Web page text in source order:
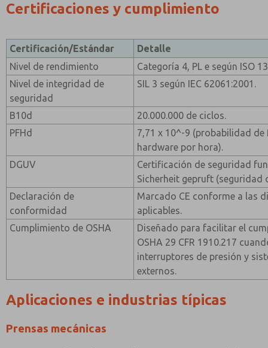
Certificaciones y cumplimiento
Certificación/Estándar
Detalle
Nivel de rendimiento
Categoría 4, PL e según ISO
Nivel de integridad de
seguridad
SIL 3 según IEC 62061:2001.
B10d
20.000.000 de ciclos.
PFHd
7,71 x 10^-9 (probabilidad
hardware por hora).
DGUV
Certificación de seguridad
Sicherheit gepruft (seguridad
Declaración de
conformidad
Marcado CE conforme a las
aplicables.
Cumplimiento de OSHA
Diseñado para facilitar el
OSHA 29 CFR 1910.217
interruptores de presión y
externos.
Aplicaciones e industrias típicas
Prensas mecánicas